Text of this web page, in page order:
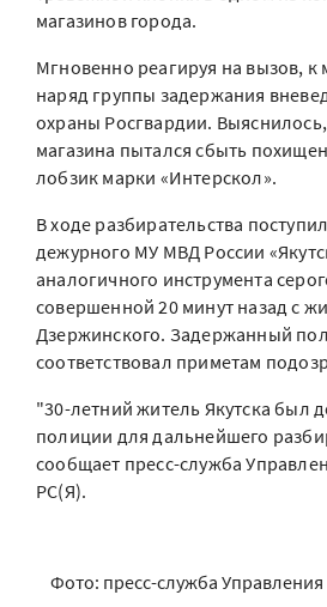
магазинов города.
Мгновенно реагируя на вызов, к
наряд группы задержания
охраны Росгвардии.
магазина пытался сбыть
лобзик марки «Интерскол».
В ходе разбирательства
дежурного МУ МВД России
аналогичного инструмента
совершенной 20 минут назад с
Дзержинского. Задержанный
соответствовал приметам
"30-летний житель Якутска был
полиции для дальнейшего
сообщает пресс-служба
РС(Я).
Фото: пресс-служба